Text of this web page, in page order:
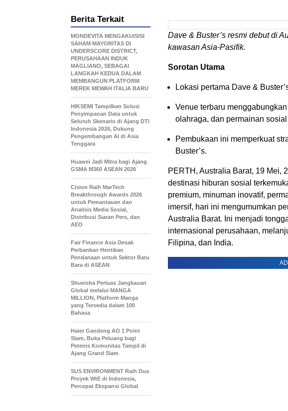
Dave & Buster’s resmi debut di
kawasan Asia-Pasifik.
Sorotan Utama
Lokasi pertama Dave &
Venue terbaru
olahraga, dan permainan
Pembukaan ini memperkuat
Buster’s.
PERTH, Australia Barat, 19 Mei,
destinasi hiburan sosial
premium, minuman inovatif,
imersif, hari ini mengumumkan
Australia Barat. Ini menjadi
internasional perusahaan,
Filipina, dan India.
Berita Terkait
MONDEVITA MENGAKUISISI
SAHAM MAYORITAS DI
UNDERSCORE DISTRICT,
PERUSAHAAN INDUK
MAGLIANO, SEBAGAI
LANGKAH KEDUA DALAM
MEMBANGUN PLATFORM
MEREK MEWAH ITALIA BARU
HIKSEMI Tampilkan Solusi
Penyimpanan Data untuk
Seluruh Skenario di Ajang DTI
Indonesia 2026, Dukung
Pengembangan AI di Asia
Tenggara
Huawei Jadi Mitra bagi Ajang
GSMA M360 ASEAN 2026
Cision Raih MarTech
Breakthrough Awards 2026
untuk Pemantauan dan
Analisis Media Sosial,
Distribusi Siaran Pers, dan
AEO
Fair Finance Asia Desak
Perbankan Hentikan
Pendanaan untuk Sektor Batu
Bara di ASEAN
Shueisha Perluas Jangkauan
Global melalui MANGA
MILLION, Platform Manga
yang Tersedia dalam 100
Bahasa
Haier Gandeng AO 1 Point
Slam, Buka Peluang bagi
Petenis Komunitas Tampil di
Ajang Grand Slam
SUS ENVIRONMENT Raih Dua
Proyek WtE di Indonesia,
Percepat Ekspansi Global